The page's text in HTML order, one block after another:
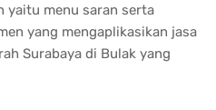
yaitu menu saran serta
yang mengaplikasikan jasa
Surabaya di Bulak yang